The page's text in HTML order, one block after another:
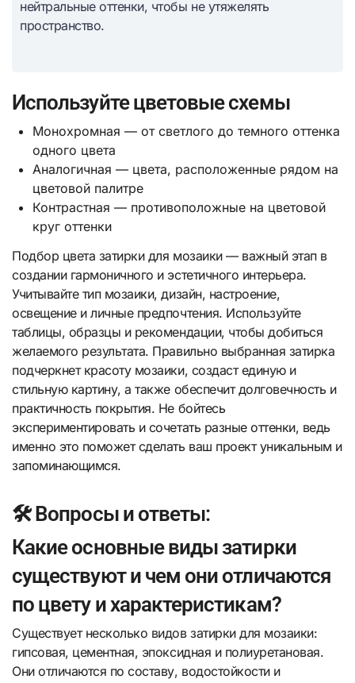
нейтральные оттенки, чтобы не утяжелять
пространство.
Используйте цветовые схемы
Монохромная — от светлого до темного оттенка
одного цвета
Аналогичная — цвета, расположенные рядом на
цветовой палитре
Контрастная — противоположные на цветовой
круг оттенки
Подбор цвета затирки для мозаики — важный этап в
создании гармоничного и эстетичного интерьера.
Учитывайте тип мозаики, дизайн, настроение,
освещение и личные предпочтения. Используйте
таблицы, образцы и рекомендации, чтобы добиться
желаемого результата. Правильно выбранная затирка
подчеркнет красоту мозаики, создаст единую и
стильную картину, а также обеспечит долговечность и
практичность покрытия. Не бойтесь
экспериментировать и сочетать разные оттенки, ведь
именно это поможет сделать ваш проект уникальным и
запоминающимся.
🛠️ Вопросы и ответы:
Какие основные виды затирки
существуют и чем они отличаются
по цвету и характеристикам?
Существует несколько видов затирки для мозаики:
гипсовая, цементная, эпоксидная и полиуретановая.
Они отличаются по составу, водостойкости и